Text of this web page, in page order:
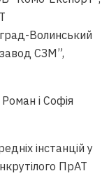
Волинський
СЗМ”,
і Софія
інстанцій у
ПрАТ